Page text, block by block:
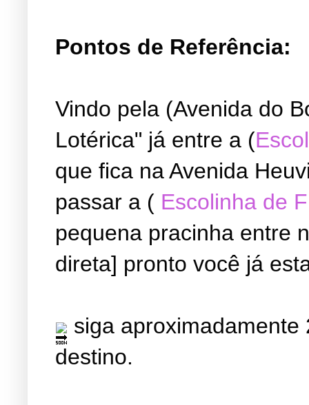
Pontos de Referência:
Vindo pela (Avenida do
Lotérica" já entre a (
que fica na Avenida
passar a ( Escolinha de
pequena pracinha entre
direta] pronto você já
siga
destino.